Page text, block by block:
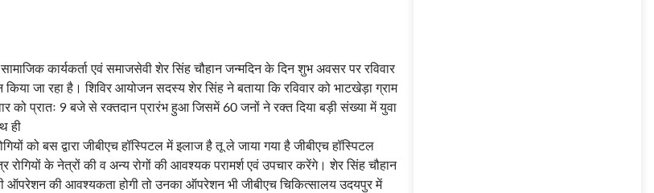
कार्यकर्ता एवं समाजसेवी शेर सिंह चौहान जन्मदिन के दिन शुभ अवसर पर रविवार
जा रहा है। शिविर आयोजन सदस्य शेर सिंह ने बताया कि रविवार को भाटखेड़ा ग्राम
को प्रातः 9 बजे से रक्तदान प्रारंभ हुआ जिसमें 60 जनों ने रक्त दिया बड़ी संख्या में युवा
ही
को बस द्वारा जीबीएच हॉस्पिटल में इलाज है तू ले जाया गया है जीबीएच हॉस्पिटल
रोगियों के नेत्रों की व अन्य रोगों की आवश्यक परामर्श एवं उपचार करेंगे। शेर सिंह चौहान
ऑपरेशन की आवश्यकता होगी तो उनका ऑपरेशन भी जीबीएच चिकित्सालय उदयपुर में